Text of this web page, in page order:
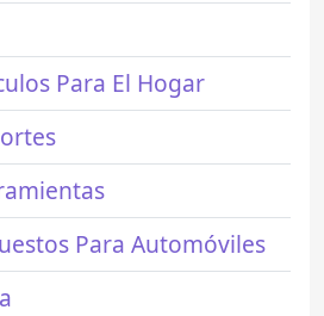
Para El Hogar
Para Automóviles